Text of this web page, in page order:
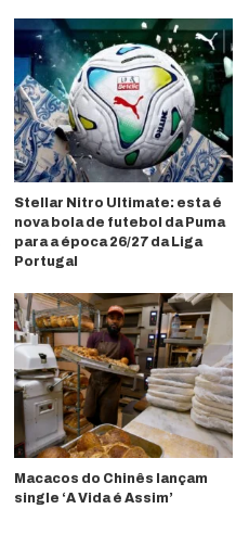
Stellar Nitro Ultimate: esta é
nova bola de futebol da Puma
para a época 26/27 da Liga
Portugal
Macacos do Chinês lançam
single ‘A Vida é Assim’